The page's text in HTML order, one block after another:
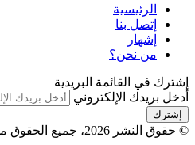
الرئيسية
إتصل بنا
إشهار
من نحن؟
إشترك في القائمة البريدية
أدخل بريدك الإلكتروني
© حقوق النشر 2026، جميع الحقوق محفوظة |